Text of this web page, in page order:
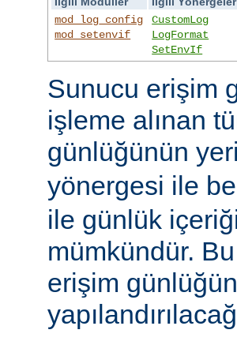
mod_log_config
mod_setenvif
CustomLog
LogFormat
SetEnvIf
Sunucu erişim
işleme alınan
günlüğünün
yönergesi ile
ile günlük
mümkündür.
erişim